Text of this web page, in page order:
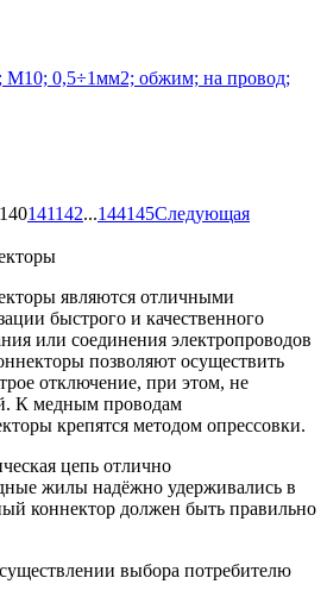
M10; 0,5÷1мм2; обжим; на провод;
140141142...144145Следующая
являются отличными
быстрого и качественного
или соединения электропроводов
позволяют осуществить
отключение, при этом, не
К медным проводам
крепятся методом опрессовки.
цепь отлично
жилы надёжно удерживались в
коннектор должен быть правильно
выбора потребителю